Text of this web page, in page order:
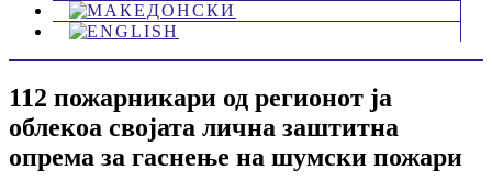
112 пожарникари од регионот ја
облекоа својата лична заштитна
опрема за гаснење на шумски пожари